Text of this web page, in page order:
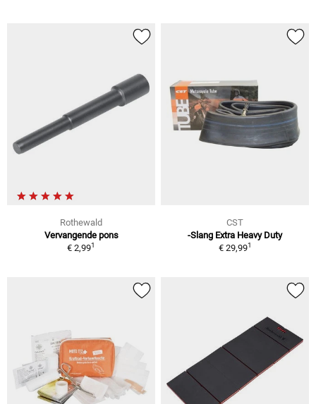
Rothewald
Vervangende pons
€ 2,991
CST
-Slang Extra Heavy Duty
€ 29,991